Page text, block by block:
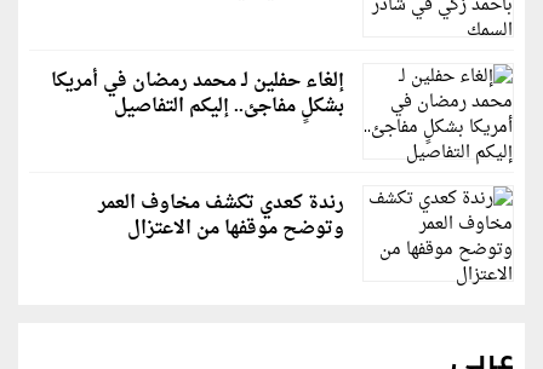
إلغاء حفلين لـ محمد رمضان في أمريكا
بشكلٍ مفاجئ.. إليكم التفاصيل
رندة كعدي تكشف مخاوف العمر
وتوضح موقفها من الاعتزال